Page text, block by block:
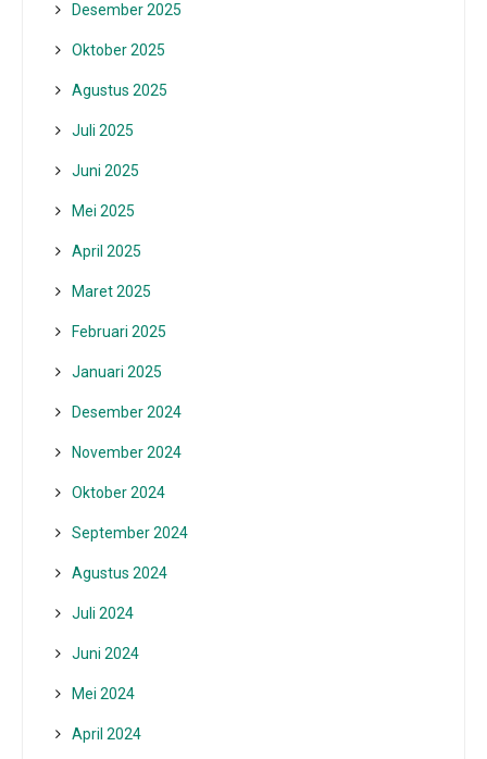
Desember 2025
Oktober 2025
Agustus 2025
Juli 2025
Juni 2025
Mei 2025
April 2025
Maret 2025
Februari 2025
Januari 2025
Desember 2024
November 2024
Oktober 2024
September 2024
Agustus 2024
Juli 2024
Juni 2024
Mei 2024
April 2024